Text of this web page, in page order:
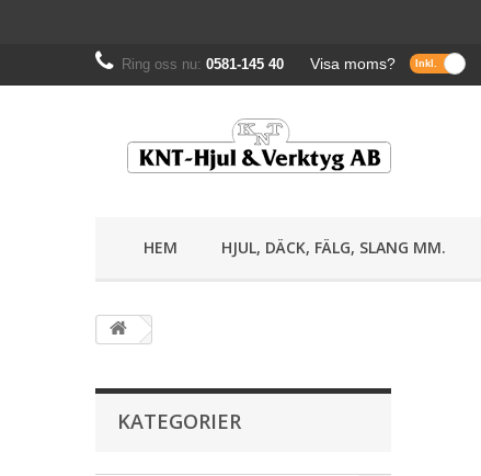
Ring oss nu: 0581-145 40 Visa moms?
HEM HJUL, DÄCK, FÄLG, SLANG MM.
KATEGORIER